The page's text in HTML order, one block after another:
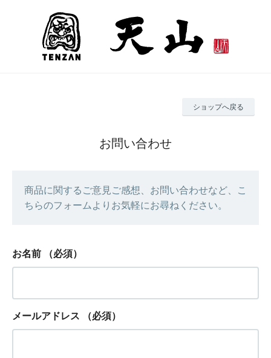
ショップへ戻る
お問い合わせ
商品に関するご意見ご感想、お問い合わせなど、こ
ちらのフォームよりお気軽にお尋ねください。
お名前 （必須）
メールアドレス （必須）